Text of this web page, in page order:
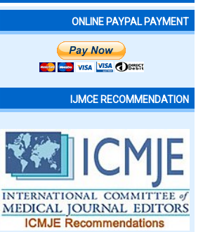
ONLINE PAYPAL PAYMENT
IJMCE RECOMMENDATION